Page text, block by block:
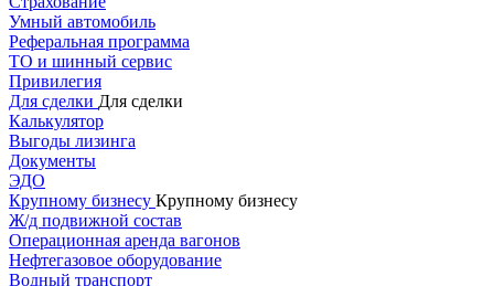
Умный автомобиль
Реферальная программа
ТО и шинный сервис
Привилегия
Для сделки Для сделки
Калькулятор
Выгоды лизинга
Документы
ЭДО
Крупному бизнесу Крупному бизнесу
Ж/д подвижной состав
Операционная аренда вагонов
Нефтегазовое оборудование
Водный транспорт